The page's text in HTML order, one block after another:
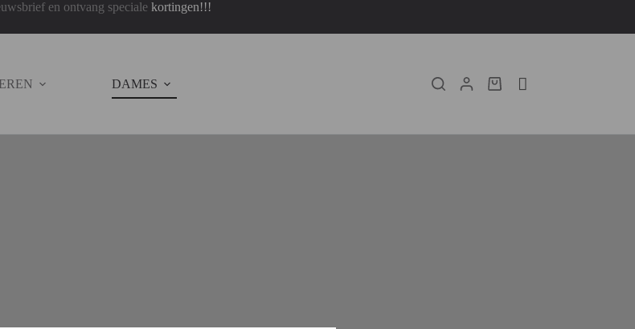
en ontvang specialekortingen!!!
DAMES